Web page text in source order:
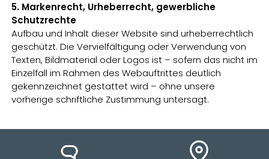
5. Markenrecht, Urheberrecht, gewerbliche
Schutzrechte
Aufbau und Inhalt dieser Website sind urheberrechtlich
geschützt. Die Vervielfältigung oder Verwendung von
Texten, Bildmaterial oder Logos ist – sofern das nicht im
Einzelfall im Rahmen des Webauftrittes deutlich
gekennzeichnet gestattet wird – ohne unsere
vorherige schriftliche Zustimmung untersagt.